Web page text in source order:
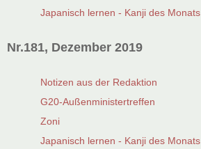
Japanisch lernen - Kanji des Monats
Nr.181, Dezember 2019
Notizen aus der Redaktion
G20-Außenministertreffen
Zoni
Japanisch lernen - Kanji des Monats